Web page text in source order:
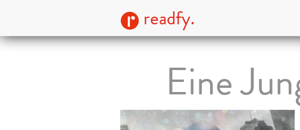
readfy.
Eine